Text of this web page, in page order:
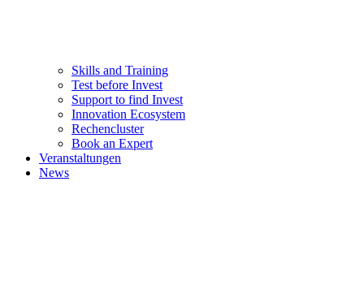
Skills and Training
Test before Invest
Support to find Invest
Innovation Ecosystem
Rechencluster​
Book an Expert
Veranstaltungen
News